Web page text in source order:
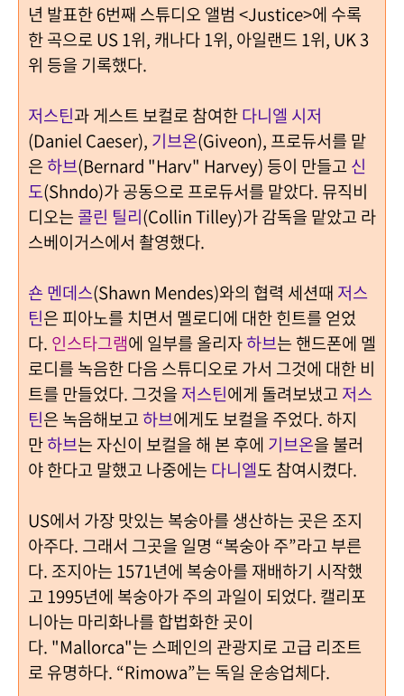
년 발표한 6번째 스튜디오 앨범 <Justice>에 수록
한 곡으로 US 1위, 캐나다 1위, 아일랜드 1위, UK 3
위 등을 기록했다.
저스틴과 게스트 보컬로 참여한다니엘 시저
(Daniel Caeser), 기브온(Giveon), 프로듀서를 맡
은 하브(Bernard "Harv" Harvey) 등이 만들고 신
도(Shndo)가 공동으로 프로듀서를 맡았다. 뮤직비
디오는 콜린 틸리(Collin Tilley)가 감독을 맡았고 라
스베이거스에서 촬영했다.
숀 멘데스(Shawn Mendes)와의 협력 세션때 저스
틴은 피아노를 치면서 멜로디에 대한 힌트를 얻었
다. 인스타그램에 일부를 올리자하브는 핸드폰에 멜
로디를 녹음한 다음 스튜디오로 가서 그것에 대한 비
트를 만들었다. 그것을 저스틴에게 돌려보냈고 저스
틴은 녹음해보고 하브에게도 보컬을 주었다. 하지
만하브는 자신이 보컬을 해 본 후에 기브온을 불러
야 한다고 말했고 나중에는 다니엘도 참여시켰다.
US에서 가장 맛있는 복숭아를 생산하는 곳은 조지
아주다. 그래서 그곳을 일명 “복숭아 주”라고 부른
다. 조지아는 1571년에 복숭아를 재배하기 시작했
고 1995년에 복숭아가 주의 과일이 되었다. 캘리포
니아는 마리화나를 합법화한 곳이
다. "Mallorca"는 스페인의 관광지로 고급 리조트
로 유명하다. “Rimowa”는 독일 운송업체다.